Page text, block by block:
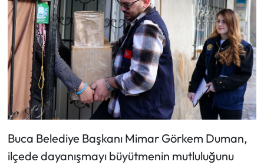
Buca Belediye Başkanı Mimar Görkem Duman,
ilçede dayanışmayı büyütmenin mutluluğunu